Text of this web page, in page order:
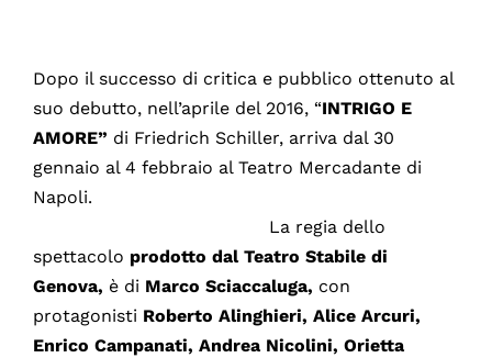
Dopo il successo di critica e pubblico ottenuto al
suo debutto, nell’aprile del 2016, “INTRIGO E
AMORE” di Friedrich Schiller, arriva dal 30
gennaio al 4 febbraio al Teatro Mercadante di
La regia dello
spettacolo prodotto dal Teatro Stabile di
Genova, è di Marco Sciaccaluga, con
protagonisti Roberto Alinghieri, Alice Arcuri,
Enrico Campanati, Andrea Nicolini, Orietta